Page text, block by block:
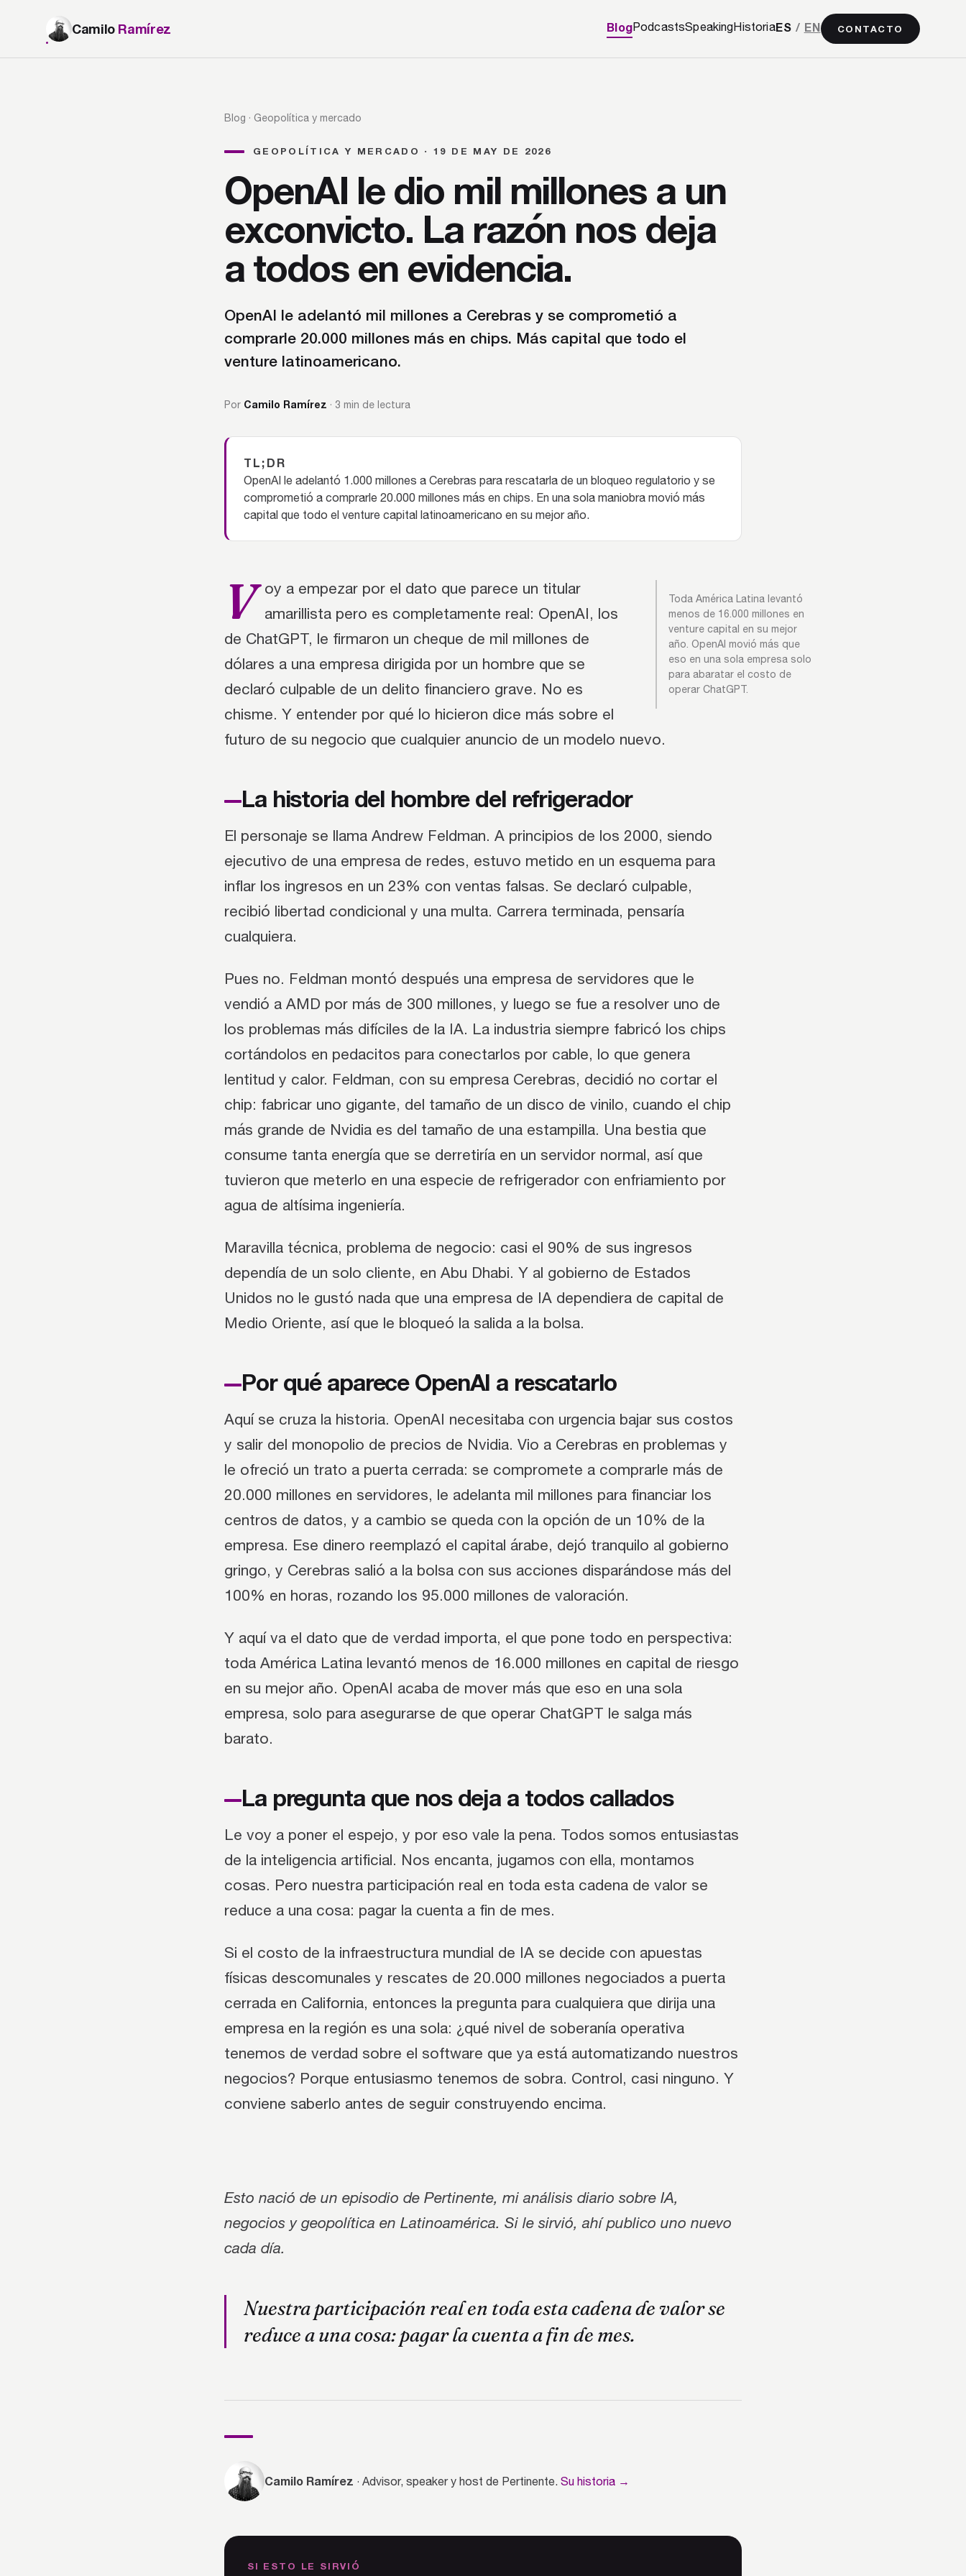
Camilo Ramírez BlogPodcastsSpeakingHistoriaES / EN CONTACTO
Blog · Geopolítica y mercado
GEOPOLÍTICA Y MERCADO · 19 DE MAY DE 2026
OpenAI le dio mil millones a un
exconvicto. La razón nos deja
a todos en evidencia.
OpenAI le adelantó mil millones a Cerebras y se comprometió a
comprarle 20.000 millones más en chips. Más capital que todo el
venture latinoamericano.
Por Camilo Ramírez · 3 min de lectura
TL;DR
OpenAI le adelantó 1.000 millones a Cerebras para rescatarla de un bloqueo regulatorio y se
comprometió a comprarle 20.000 millones más en chips. En una sola maniobra movió más
capital que todo el venture capital latinoamericano en su mejor año.
Toda América Latina levantó
menos de 16.000 millones en
venture capital en su mejor
año. OpenAI movió más que
eso en una sola empresa solo
para abaratar el costo de
operar ChatGPT.
V oy a empezar por el dato que parece un titular
amarillista pero es completamente real: OpenAI, los
de ChatGPT, le firmaron un cheque de mil millones de
dólares a una empresa dirigida por un hombre que se
declaró culpable de un delito financiero grave. No es
chisme. Y entender por qué lo hicieron dice más sobre el
futuro de su negocio que cualquier anuncio de un modelo nuevo.
La historia del hombre del refrigerador
El personaje se llama Andrew Feldman. A principios de los 2000, siendo
ejecutivo de una empresa de redes, estuvo metido en un esquema para
inflar los ingresos en un 23% con ventas falsas. Se declaró culpable,
recibió libertad condicional y una multa. Carrera terminada, pensaría
cualquiera.
Pues no. Feldman montó después una empresa de servidores que le
vendió a AMD por más de 300 millones, y luego se fue a resolver uno de
los problemas más difíciles de la IA. La industria siempre fabricó los chips
cortándolos en pedacitos para conectarlos por cable, lo que genera
lentitud y calor. Feldman, con su empresa Cerebras, decidió no cortar el
chip: fabricar uno gigante, del tamaño de un disco de vinilo, cuando el chip
más grande de Nvidia es del tamaño de una estampilla. Una bestia que
consume tanta energía que se derretiría en un servidor normal, así que
tuvieron que meterlo en una especie de refrigerador con enfriamiento por
agua de altísima ingeniería.
Maravilla técnica, problema de negocio: casi el 90% de sus ingresos
dependía de un solo cliente, en Abu Dhabi. Y al gobierno de Estados
Unidos no le gustó nada que una empresa de IA dependiera de capital de
Medio Oriente, así que le bloqueó la salida a la bolsa.
Por qué aparece OpenAI a rescatarlo
Aquí se cruza la historia. OpenAI necesitaba con urgencia bajar sus costos
y salir del monopolio de precios de Nvidia. Vio a Cerebras en problemas y
le ofreció un trato a puerta cerrada: se compromete a comprarle más de
20.000 millones en servidores, le adelanta mil millones para financiar los
centros de datos, y a cambio se queda con la opción de un 10% de la
empresa. Ese dinero reemplazó el capital árabe, dejó tranquilo al gobierno
gringo, y Cerebras salió a la bolsa con sus acciones disparándose más del
100% en horas, rozando los 95.000 millones de valoración.
Y aquí va el dato que de verdad importa, el que pone todo en perspectiva:
toda América Latina levantó menos de 16.000 millones en capital de riesgo
en su mejor año. OpenAI acaba de mover más que eso en una sola
empresa, solo para asegurarse de que operar ChatGPT le salga más
barato.
La pregunta que nos deja a todos callados
Le voy a poner el espejo, y por eso vale la pena. Todos somos entusiastas
de la inteligencia artificial. Nos encanta, jugamos con ella, montamos
cosas. Pero nuestra participación real en toda esta cadena de valor se
reduce a una cosa: pagar la cuenta a fin de mes.
Si el costo de la infraestructura mundial de IA se decide con apuestas
físicas descomunales y rescates de 20.000 millones negociados a puerta
cerrada en California, entonces la pregunta para cualquiera que dirija una
empresa en la región es una sola: ¿qué nivel de soberanía operativa
tenemos de verdad sobre el software que ya está automatizando nuestros
negocios? Porque entusiasmo tenemos de sobra. Control, casi ninguno. Y
conviene saberlo antes de seguir construyendo encima.
Esto nació de un episodio de Pertinente, mi análisis diario sobre IA,
negocios y geopolítica en Latinoamérica. Si le sirvió, ahí publico uno nuevo
cada día.
Nuestra participación real en toda esta cadena de valor se
reduce a una cosa: pagar la cuenta a fin de mes.
Camilo Ramírez · Advisor, speaker y host de Pertinente. Su historia →
SI ESTO LE SIRVIÓ